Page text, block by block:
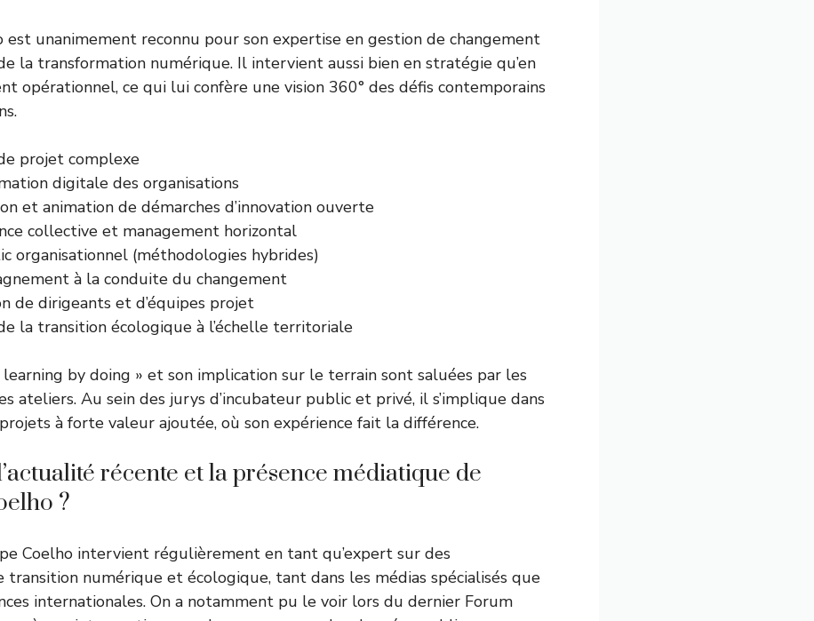
est unanimement reconnu pour son expertise en gestion de changement
la transformation numérique. Il intervient aussi bien en stratégie qu’en
opérationnel, ce qui lui confère une vision 360° des défis contemporains
projet complexe
digitale des organisations
et animation de démarches d’innovation ouverte
collective et management horizontal
organisationnel (méthodologies hybrides)
à la conduite du changement
de dirigeants et d’équipes projet
la transition écologique à l’échelle territoriale
learning by doing » et son implication sur le terrain sont saluées par les
ateliers. Au sein des jurys d’incubateur public et privé, il s’implique dans
à forte valeur ajoutée, où son expérience fait la différence.
récente et la présence médiatique de
?
Coelho intervient régulièrement en tant qu’expert sur des
transition numérique et écologique, tant dans les médias spécialisés que
internationales. On a notamment pu le voir lors du dernier Forum